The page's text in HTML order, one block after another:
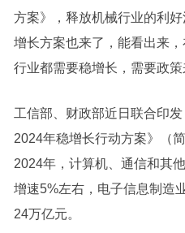
方案》，释放机械行业的利
增长方案也来了，能看出来
行业都需要稳增长，需要政策
工信部、财政部近日联合印
2024年稳增长行动方案》（
2024年，计算机、通信和其
增速5%左右，电子信息制造
24万亿元。